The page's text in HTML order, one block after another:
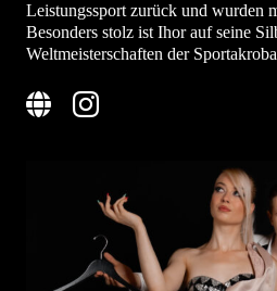
Leistungssport zurück und wurden
Besonders stolz ist Ihor auf seine
Weltmeisterschaften der